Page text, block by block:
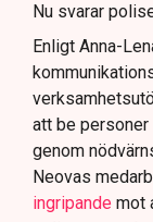
Nu svarar
Enligt Anna-
att be
genom
Neovas
ingripande mot